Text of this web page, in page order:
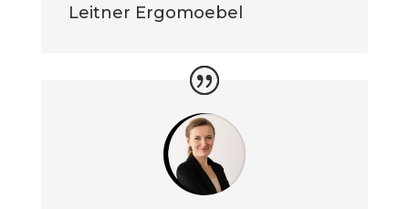
Leitner Ergomoebel